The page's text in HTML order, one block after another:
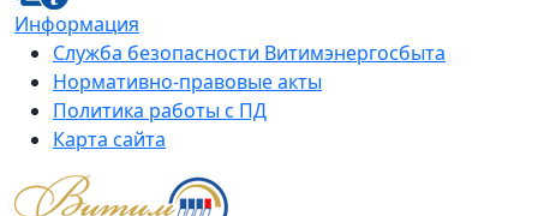
Информация
Служба безопасности Витимэнергосбыта
Нормативно-правовые акты
Политика работы с ПД
Карта сайта